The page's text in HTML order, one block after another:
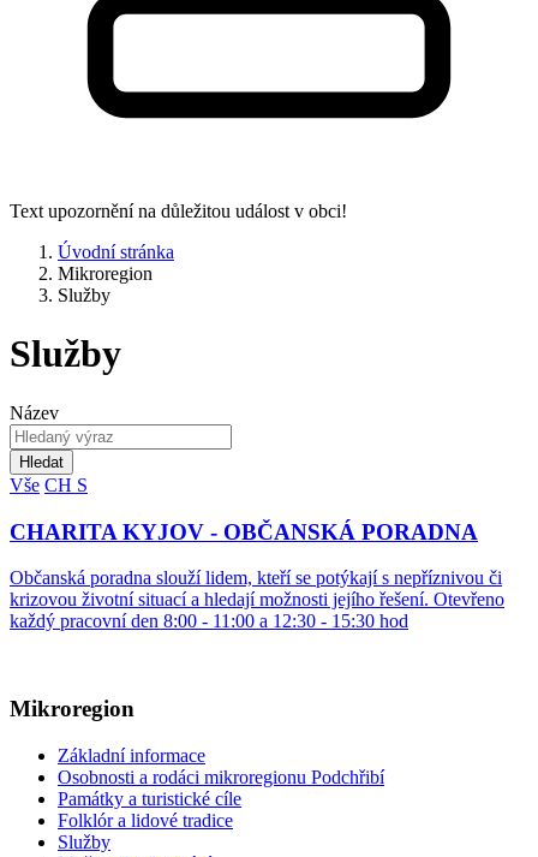
Text upozornění na důležitou událost v obci!
Úvodní stránka
Mikroregion
Služby
Služby
Název
Hledat
Vše CH S
CHARITA KYJOV - OBČANSKÁ PORADNA
Občanská poradna slouží lidem, kteří se potýkají s nepříznivou či
krizovou životní situací a hledají možnosti jejího řešení. Otevřeno
každý pracovní den 8:00 - 11:00 a 12:30 - 15:30 hod
Mikroregion
Základní informace
Osobnosti a rodáci mikroregionu Podchřibí
Památky a turistické cíle
Folklór a lidové tradice
Služby